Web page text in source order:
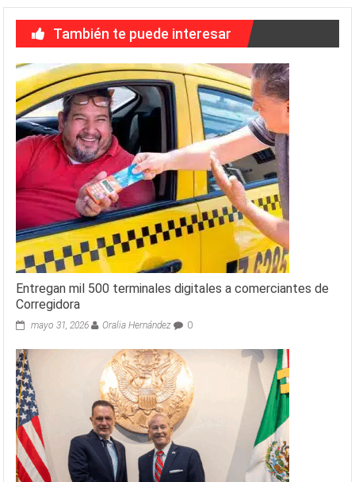
También te puede interesar
Entregan mil 500 terminales digitales a comerciantes de
Corregidora
mayo 31, 2026 Oralia Hernández 0